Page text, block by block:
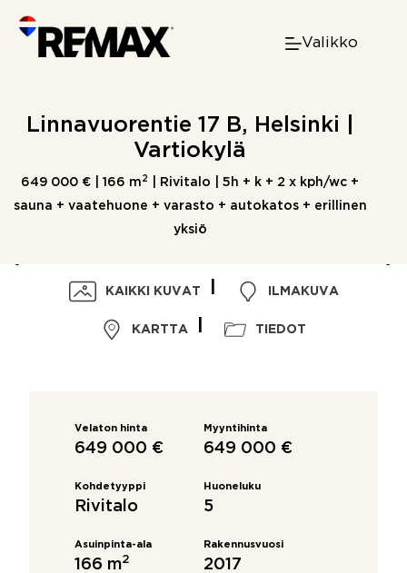
content
Valikko
Linnavuorentie 17 B, Helsinki |
Vartiokylä
649 000 € | 166 m 2 | Rivitalo | 5h + k + 2 x kph/wc +
sauna + vaatehuone + varasto + autokatos + erillinen
yksiö
KAIKKI KUVAT ILMAKUVA
KARTTA TIEDOT
Velaton hinta
649 000 €
Myyntihinta
649 000 €
Kohdetyyppi
Rivitalo
Huoneluku
5
Asuinpinta-ala
166 m2
Rakennusvuosi
2017